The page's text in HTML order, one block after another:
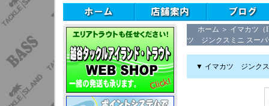
ホーム ＞ イマカツ
ツ ジンクスミニ スーパ
▼ イマカツ ジンクス